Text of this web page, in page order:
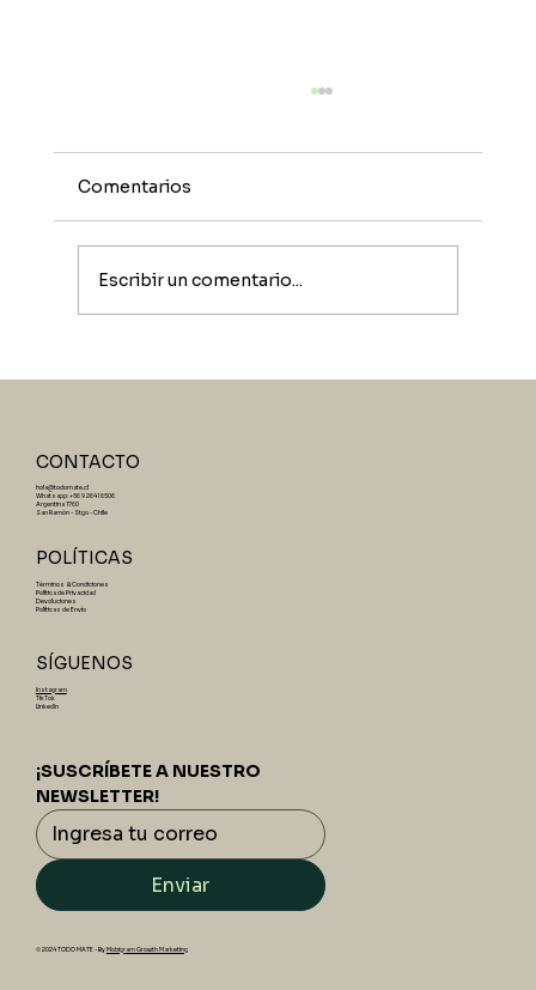
Comentarios
Escribir un comentario...
CONTACTO
hola@todomate.cl
Whatsapp: +56 9 2641 6506
Argentina 1760
San Ramón - Stgo - Chile
POLÍTICAS
Términos & Condiciones
Política de Privacidad
Devoluciones
Políticas de Envío
SÍGUENOS
Instagram
TikTok
LinkedIn
¡SUSCRÍBETE A NUESTRO
NEWSLETTER!
Enviar
© 2024 TODO MATE - ByMobigram Growth Marketing